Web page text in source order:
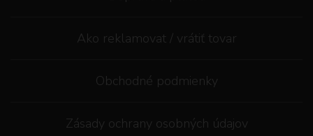
Ako reklamovat / vrátiť tovar
Obchodné podmienky
Zásady ochrany osobných údajov